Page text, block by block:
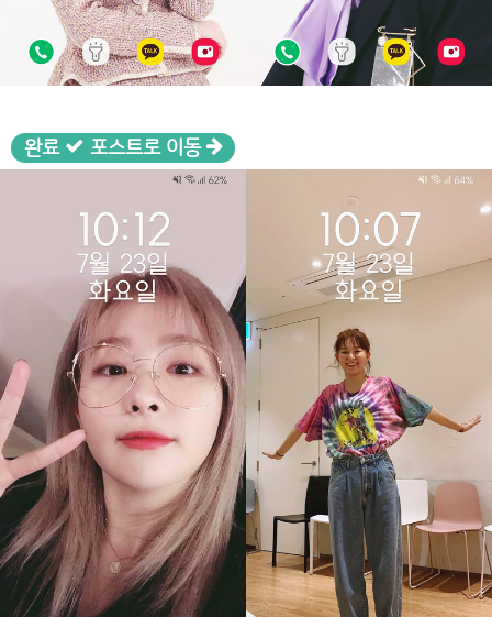
완료 포스트로 이동